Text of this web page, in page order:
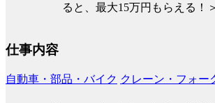
ると、最大15万円もらえる！
仕事内容
自動車・部品・バイク クレーン・フォー